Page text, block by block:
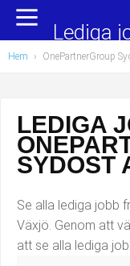
Chefer och
Data/IT
Försäljning,
Hantverksyrken
Barnskötare
Lärare i
Lagerarbetare
Bussförare/
Lediga
Hem › OnePartnerGroup
LEDIGA
SYDOST
Se alla lediga jobb
Växjö. Genom att
att se alla lediga